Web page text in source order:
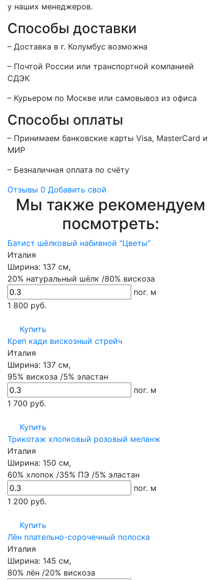
у наших менеджеров.
Способы доставки
– Доставка в г. Колумбусвозможна
– Почтой России или транспортной компанией
СДЭК
– Курьером по Москве или самовывоз из офиса
Способы оплаты
– Принимаем банковские карты Visa, MasterCard и
МИР
– Безналичная оплата по счёту
Отзывы0 Добавить свой
Мы также рекомендуем
посмотреть:
Батист шёлковый набивной "Цветы"
Италия
Ширина: 137 см,
20% натуральный шёлк /80% вискоза
пог. м
1 800руб.
Купить
Креп кади вискозный стрейч
Италия
Ширина: 137 см,
95% вискоза /5% эластан
пог. м
1 700руб.
Купить
Трикотаж хлопковый розовый меланж
Италия
Ширина: 150 см,
60% хлопок /35% ПЭ /5% эластан
пог. м
1 200руб.
Купить
Лён плательно-сорочечный полоска
Италия
Ширина: 145 см,
80% лён /20% вискоза